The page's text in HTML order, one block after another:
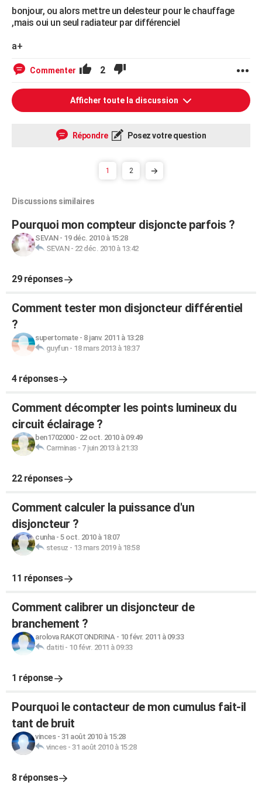
bonjour, ou alors mettre un delesteur pour le chauffage
,mais oui un seul radiateur par différenciel
a+
Commenter 2
Afficher toute la discussion
Répondre Posez votre question
1 2
Discussions similaires
Pourquoi mon compteur disjoncte parfois ?
SEVAN- 19 déc. 2010 à 15:28
SEVAN- 22 déc. 2010 à 13:42
29 réponses
Comment tester mon disjoncteur différentiel
?
supertomate- 8 janv. 2011 à 13:28
guyfun- 18 mars 2013 à 18:37
4 réponses
Comment décompter les points lumineux du
circuit éclairage ?
ben1702000- 22 oct. 2010 à 09:49
Carminas- 7 juin 2013 à 21:33
22 réponses
Comment calculer la puissance d'un
disjoncteur ?
cunha- 5 oct. 2010 à 18:07
stesuz - 13 mars 2019 à 18:58
11 réponses
Comment calibrer un disjoncteur de
branchement ?
arolova RAKOTONDRINA- 10 févr. 2011 à 09:33
datiti- 10 févr. 2011 à 09:33
1 réponse
Pourquoi le contacteur de mon cumulus fait-il
tant de bruit
vinces- 31 août 2010 à 15:28
vinces- 31 août 2010 à 15:28
8 réponses